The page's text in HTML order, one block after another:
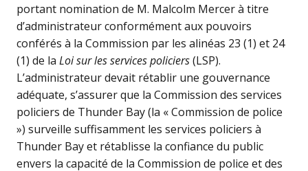
portant nomination de M. Malcolm Mercer à titre
d’administrateur conformément aux pouvoirs
conférés à la Commission par les alinéas 23 (1) et 24
(1) de la Loi sur les services policiers(LSP).
L’administrateur devait rétablir une gouvernance
adéquate, s’assurer que la Commission des services
policiers de Thunder Bay (la « Commission de police
») surveille suffisamment les services policiers à
Thunder Bay et rétablisse la confiance du public
envers la capacité de la Commission de police et des